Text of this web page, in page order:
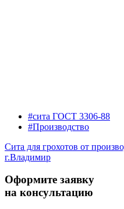
#сита ГОСТ 3306-88
#Производство
Сита для грохотов от
г.Владимир
Оформите заявку
на консультацию